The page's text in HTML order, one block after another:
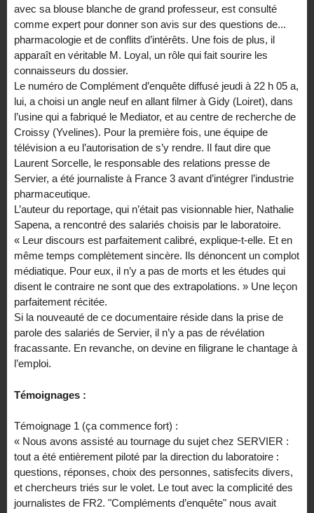
avec sa blouse blanche de grand professeur, est consulté
comme expert pour donner son avis sur des questions de...
pharmacologie et de conflits d’intérêts. Une fois de plus, il
apparaît en véritable M. Loyal, un rôle qui fait sourire les
connaisseurs du dossier.
Le numéro de Complément d’enquête diffusé jeudi à 22 h 05 a,
lui, a choisi un angle neuf en allant filmer à Gidy (Loiret), dans
l’usine qui a fabriqué le Mediator, et au centre de recherche de
Croissy (Yvelines). Pour la première fois, une équipe de
télévision a eu l’autorisation de s’y rendre. Il faut dire que
Laurent Sorcelle, le responsable des relations presse de
Servier, a été journaliste à France 3 avant d’intégrer l’industrie
pharmaceutique.
L’auteur du reportage, qui n’était pas visionnable hier, Nathalie
Sapena, a rencontré des salariés choisis par le laboratoire.
« Leur discours est parfaitement calibré, explique-t-elle. Et en
même temps complètement sincère. Ils dénoncent un complot
médiatique. Pour eux, il n’y a pas de morts et les études qui
disent le contraire ne sont que des extrapolations. » Une leçon
parfaitement récitée.
Si la nouveauté de ce documentaire réside dans la prise de
parole des salariés de Servier, il n’y a pas de révélation
fracassante. En revanche, on devine en filigrane le chantage à
l’emploi.
Témoignages :
Témoignage 1 (ça commence fort) :
« Nous avons assisté au tournage du sujet chez SERVIER :
tout a été entièrement piloté par la direction du laboratoire :
questions, réponses, choix des personnes, satisfecits divers,
et chercheurs triés sur le volet. Le tout avec la complicité des
journalistes de FR2. "Compléments d’enquête" nous avait